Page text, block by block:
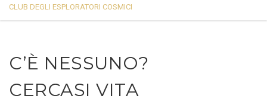
CLUB DEGLI ESPLORATORI COSMICI
C’È NESSUNO?
CERCASI VITA